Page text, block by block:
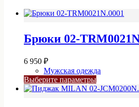
Брюки 02-
6 950 ₽
Мужская одежда
Выберите параметрыЭтот
товар